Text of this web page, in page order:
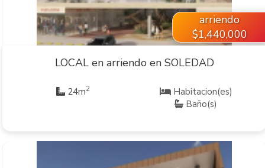
arriendo
$1,440,000
LOCAL en arriendo en SOLEDAD
24m2
Habitacion(es)
Baño(s)